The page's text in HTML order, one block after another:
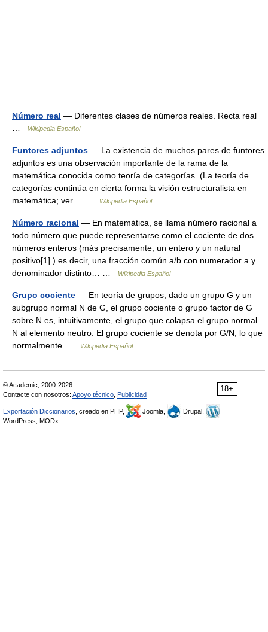
Número real — Diferentes clases de números reales. Recta real
…
Wikipedia Español
Funtores adjuntos — La existencia de muchos pares de funtores
adjuntos es una observación importante de la rama de la
matemática conocida como teoría de categorías. (La teoría de
categorías continúa en cierta forma la visión estructuralista en
matemática; ver… …
Wikipedia Español
Número racional — En matemática, se llama número racional a
todo número que puede representarse como el cociente de dos
números enteros (más precisamente, un entero y un natural
positivo[1] ) es decir, una fracción común a/b con numerador a y
denominador distinto… …
Wikipedia Español
Grupo cociente — En teoría de grupos, dado un grupo G y un
subgrupo normal N de G, el grupo cociente o grupo factor de G
sobre N es, intuitivamente, el grupo que colapsa el grupo normal
N al elemento neutro. El grupo cociente se denota por G/N, lo que
normalmente …
Wikipedia Español
18+
© Academic, 2000-2026
Contacte con nosotros: Apoyo técnico, Publicidad
Exportación Diccionarios, creado en PHP, Joomla,
Drupal,
WordPress, MODx.